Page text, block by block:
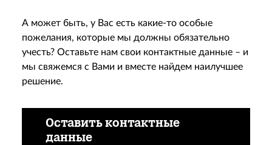
А может быть, у Вас есть какие-то особые
пожелания, которые мы должны обязательно
учесть? Оставьте нам свои контактные данные – и
мы свяжемся с Вами и вместе найдем наилучшее
решение.
Оставить контактные
данные